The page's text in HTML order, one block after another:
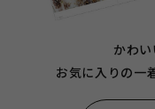
かわ
お気に入りの一